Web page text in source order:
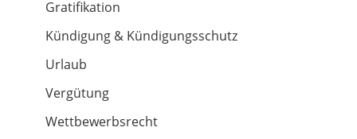
Gratifikation
Kündigung & Kündigungsschutz
Urlaub
Vergütung
Wettbewerbsrecht